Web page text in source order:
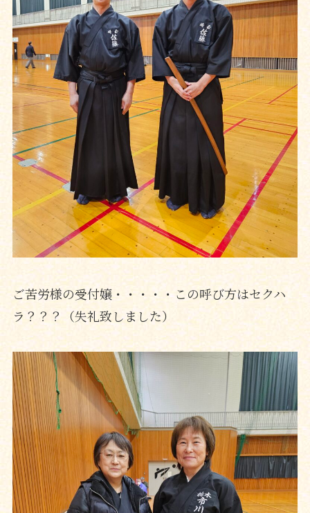
ご苦労様の受付嬢・・・・・この呼び方はセクハ
ラ？？？（失礼致しました）